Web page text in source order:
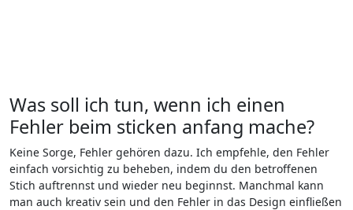
Was soll ich tun, wenn ich ⁣einen
Fehler beim sticken anfang mache?
Keine Sorge, Fehler gehören dazu.‍ Ich empfehle, den Fehler
einfach vorsichtig zu beheben, indem du den betroffenen
Stich auftrennst und wieder neu beginnst.⁣ Manchmal kann
man auch kreativ sein und den Fehler in das⁣ Design einfließen